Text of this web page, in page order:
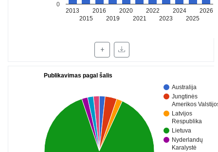
2013
2015
2016
2019
2020
2021
2022
2023
2024
2025
2026
0
+
Publikavimas pagal šalis
Australija
Jungtinės
Amerikos
Latvijos
Respublika
Lietuva
Nyderlandų
Karalystė